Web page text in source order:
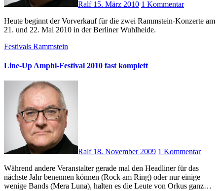
Ralf 15. März 2010 1 Kommentar
Heute beginnt der Vorverkauf für die zwei Rammstein-Konzerte am
21. und 22. Mai 2010 in der Berliner Wuhlheide.
Festivals Rammstein
Line-Up Amphi-Festival 2010 fast komplett
Ralf 18. November 2009 1 Kommentar
Während andere Veranstalter gerade mal den Headliner für das
nächste Jahr benennen können (Rock am Ring) oder nur einige
wenige Bands (Mera Luna), halten es die Leute von Orkus ganz…